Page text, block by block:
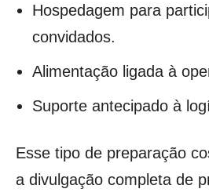
Hospedagem para
convidados.
Alimentação ligada à
Suporte antecipado à
Esse tipo de preparação
a divulgação completa de